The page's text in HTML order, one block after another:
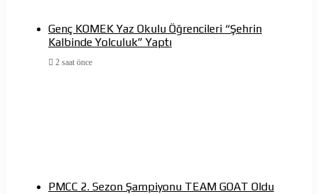
Genç KOMEK Yaz Okulu Öğrencileri “Şehrin
Kalbinde Yolculuk” Yaptı
2 saat önce
PMCC 2. Sezon Şampiyonu TEAM GOAT Oldu